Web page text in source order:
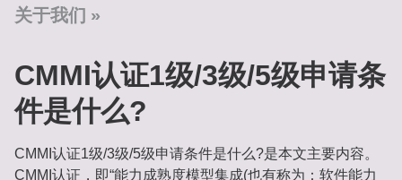
关于我们
CMMI认证1级/3级/5级申请条
件是什么?
CMMI认证1级/3级/5级申请条件是什么?是本⽂主要内容。
CMMI认证，即“能⼒成熟度模型集成(也有称为：软件能⼒